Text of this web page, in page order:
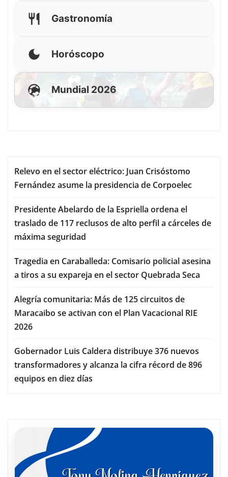
Gastronomía
Horóscopo
Mundial 2026
Relevo en el sector eléctrico: Juan Crisóstomo
Fernández asume la presidencia de Corpoelec
Presidente Abelardo de la Espriella ordena el
traslado de 117 reclusos de alto perfil a cárceles de
máxima seguridad
Tragedia en Caraballeda: Comisario policial asesina
a tiros a su expareja en el sector Quebrada Seca
Alegría comunitaria: Más de 125 circuitos de
Maracaibo se activan con el Plan Vacacional RIE
2026
Gobernador Luis Caldera distribuye 376 nuevos
transformadores y alcanza la cifra récord de 896
equipos en diez días